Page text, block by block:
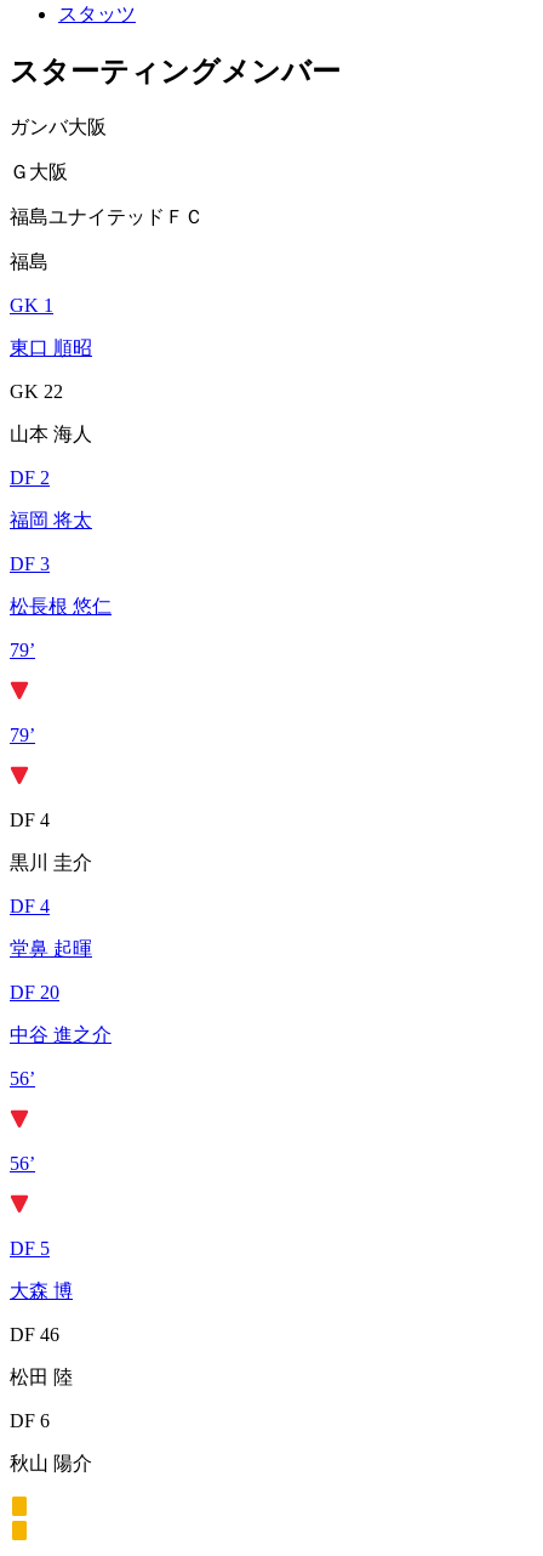
スタッツ
スターティングメンバー
ガンバ大阪
Ｇ大阪
福島ユナイテッドＦＣ
福島
GK 1
東口 順昭
GK 22
山本 海人
DF 2
福岡 将太
DF 3
松長根 悠仁
79’
79’
DF 4
黒川 圭介
DF 4
堂鼻 起暉
DF 20
中谷 進之介
56’
56’
DF 5
大森 博
DF 46
松田 陸
DF 6
秋山 陽介